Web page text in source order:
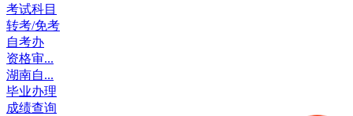
考试科目
转考/免考
自考办
资格审...
湖南自...
毕业办理
成绩查询